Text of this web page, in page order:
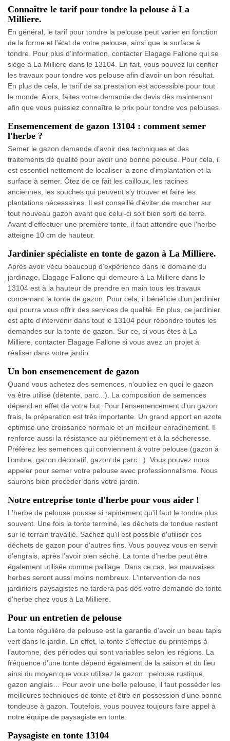
Connaître le tarif pour tondre la pelouse à La
Milliere.
En général, le tarif pour tondre la pelouse peut varier en fonction
de la forme et l'état de votre pelouse, ainsi que la surface à
tondre. Pour plus d’information, contacter Elagage Fallone qui se
siège à La Milliere dans le 13104. En fait, vous pouvez lui confier
les travaux pour tondre vos pelouse afin d’avoir un bon résultat.
En plus de cela, le tarif de sa prestation est accessible pour tout
le monde. Alors, faites votre demande de devis dès maintenant
afin que vous puissiez connaître le prix pour tondre vos pelouses.
Ensemencement de gazon 13104 : comment semer
l'herbe ?
Semer le gazon demande d'avoir des techniques et des
traitements de qualité pour avoir une bonne pelouse. Pour cela, il
est essentiel nettement de localiser la zone d'implantation et la
surface à semer. Ôtez de ce fait les cailloux, les racines
anciennes, les souches qui peuvent s'y trouver et faire les
plantations nécessaires. Il est conseillé d'éviter de marcher sur
tout nouveau gazon avant que celui-ci soit bien sorti de terre.
Avant d'effectuer une première tonte, il faut attendre que l'herbe
atteigne 10 cm de hauteur.
Jardinier spécialiste en tonte de gazon à La Milliere.
Après avoir vécu beaucoup d’expérience dans le domaine du
jardinage, Elagage Fallone qui demeure à La Milliere dans le
13104 est à la hauteur de prendre en main tous les travaux
concernant la tonte de gazon. Pour cela, il bénéficie d’un jardinier
qui pourra vous offrir des services de qualité. En plus, ce jardinier
est apte d’intervenir dans tout le 13104 pour répondre toutes les
demandes sur la tonte de gazon. Sur ce, si vous êtes à La
Milliere, contacter Elagage Fallone si vous avez un projet à
réaliser dans votre jardin.
Un bon ensemencement de gazon
Quand vous achetez des semences, n'oubliez en quoi le gazon
va être utilisé (détente, parc...). La composition de semences
dépend en effet de votre but. Pour l'ensemencement d'un gazon
frais, la préparation est très importante. Un grand apport en azote
optimise une croissance normale et un meilleur enracinement. Il
renforce aussi la résistance au piétinement et à la sécheresse.
Préférez les semences qui conviennent à votre pelouse (gazon à
l’ombre, gazon décoratif, gazon de parc...). Vous pouvez nous
appeler pour semer votre pelouse avec professionnalisme. Nous
saurons bien procéder dans votre jardin.
Notre entreprise tonte d'herbe pour vous aider !
L'herbe de pelouse pousse si rapidement qu'il faut le tondre plus
souvent. Une fois la tonte terminé, les déchets de tondue restent
sur le terrain travaillé. Sachez qu'il est possible d'utiliser ces
déchets de gazon pour d'autres fins. Vous pouvez vous en servir
d'engrais, après l'avoir bien séché. La tonte d'herbe peut être
également utilisée comme paillage. Dans ce cas, les mauvaises
herbes seront aussi moins nombreux. L'intervention de nos
jardiniers paysagistes ne tardera pas dès votre demande de tonte
d'herbe chez vous à La Milliere.
Pour un entretien de pelouse
La tonte régulière de pelouse est la garantie d'avoir un beau tapis
vert dans le jardin. En effet, la tonte s’effectue du printemps à
l’automne, des périodes qui sont variables selon les régions. La
fréquence d'une tonte dépend également de la saison et du lieu
ainsi du moyen que vous utilisez le gazon : pelouse rustique,
gazon anglais… Pour avoir une belle pelouse, il faut posséder les
meilleures techniques de tonte et être en possession d'une bonne
tondeuse à gazon. Toutefois, vous pouvez toujours faire appel à
notre équipe de paysagiste en tonte.
Paysagiste en tonte 13104